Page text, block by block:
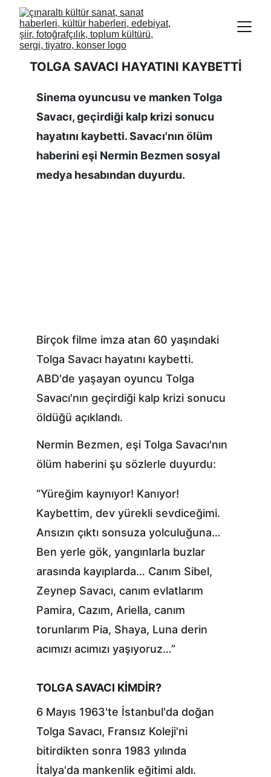
TOLGA SAVACI HAYATINI KAYBETTİ
Birçok filme imza atan 60 yaşındaki
Tolga Savacı hayatını kaybetti.
ABD'de yaşayan oyuncu Tolga
Savacı'nın geçirdiği kalp krizi sonucu
öldüğü açıklandı.
Nermin Bezmen, eşi Tolga Savacı'nın
ölüm haberini şu sözlerle duyurdu:
“Yüreğim kaynıyor! Kanıyor!
Kaybettim, dev yürekli sevdiceğimi.
Ansızın çıktı sonsuza yolculuğuna…
Ben yerle gök, yangınlarla buzlar
arasında kayıplarda… Canım Sibel,
Zeynep Savacı, canım evlatlarım
Pamira, Cazım, Ariella, canım
torunlarım Pia, Shaya, Luna derin
acımızı acımızı yaşıyoruz…”
TOLGA SAVACI KİMDİR?
6 Mayıs 1963'te İstanbul'da doğan
Tolga Savacı, Fransız Koleji'ni
bitirdikten sonra 1983 yılında
İtalya'da mankenlik eğitimi aldı.
Sinema oyuncusu ve manken Tolga
Savacı, geçirdiği kalp krizi sonucu
hayatını kaybetti. Savacı'nın ölüm
haberini eşi Nermin Bezmen sosyal
medya hesabından duyurdu.